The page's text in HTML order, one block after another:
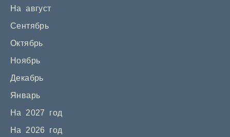
На август
Сентябрь
Октябрь
Ноябрь
Декабрь
Январь
На 2027 год
На 2026 год